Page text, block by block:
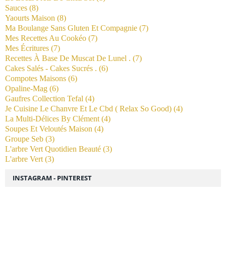
Sauces (8)
Yaourts Maison (8)
Ma Boulange Sans Gluten Et Compagnie (7)
Mes Recettes Au Cookéo (7)
Mes Écritures (7)
Recettes À Base De Muscat De Lunel . (7)
Cakes Salés - Cakes Sucrés . (6)
Compotes Maisons (6)
Opaline-Mag (6)
Gaufres Collection Tefal (4)
Je Cuisine Le Chanvre Et Le Cbd ( Relax So Good) (4)
La Multi-Délices By Clément (4)
Soupes Et Veloutés Maison (4)
Groupe Seb (3)
L'arbre Vert Quotidien Beauté (3)
L'arbre Vert (3)
INSTAGRAM - PINTEREST